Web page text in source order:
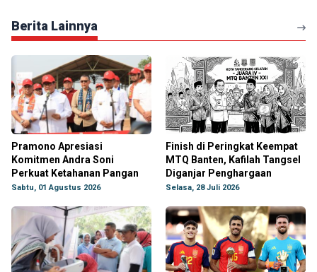
Berita Lainnya
Pramono Apresiasi
Komitmen Andra Soni
Perkuat Ketahanan Pangan
Sabtu, 01 Agustus 2026
Finish di Peringkat Keempat
MTQ Banten, Kafilah Tangsel
Diganjar Penghargaan
Selasa, 28 Juli 2026